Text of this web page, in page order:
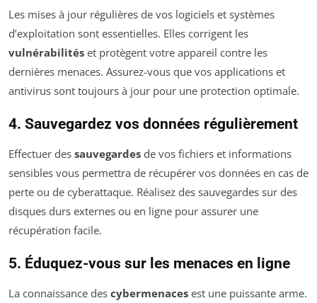
Les mises à jour régulières de vos logiciels et systèmes
d’exploitation sont essentielles. Elles corrigent les
vulnérabilités et protègent votre appareil contre les
dernières menaces. Assurez-vous que vos applications et
antivirus sont toujours à jour pour une protection optimale.
4. Sauvegardez vos données régulièrement
Effectuer des sauvegardes de vos fichiers et informations
sensibles vous permettra de récupérer vos données en cas de
perte ou de cyberattaque. Réalisez des sauvegardes sur des
disques durs externes ou en ligne pour assurer une
récupération facile.
5. Éduquez-vous sur les menaces en ligne
La connaissance des cybermenaces est une puissante arme.